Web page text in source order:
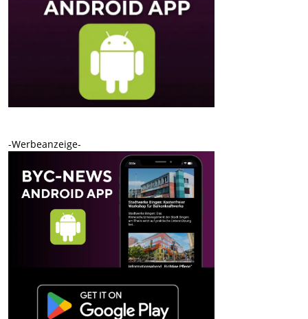
-Werbeanzeige-